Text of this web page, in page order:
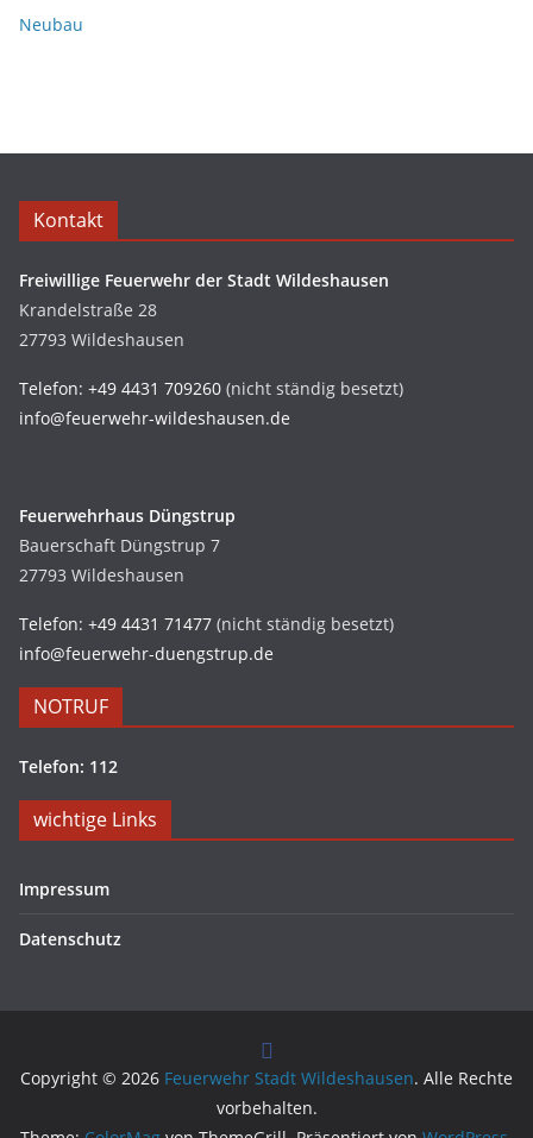
Neubau
Kontakt
Freiwillige Feuerwehr der Stadt Wildeshausen
Krandelstraße 28
27793 Wildeshausen
Telefon: +49 4431 709260 (nicht ständig besetzt)
info@feuerwehr-wildeshausen.de
Feuerwehrhaus Düngstrup
Bauerschaft Düngstrup 7
27793 Wildeshausen
Telefon: +49 4431 71477 (nicht ständig besetzt)
info@feuerwehr-duengstrup.de
NOTRUF
Telefon: 112
wichtige Links
Impressum
Datenschutz
Copyright © 2026 Feuerwehr Stadt Wildeshausen. Alle Rechte
vorbehalten.